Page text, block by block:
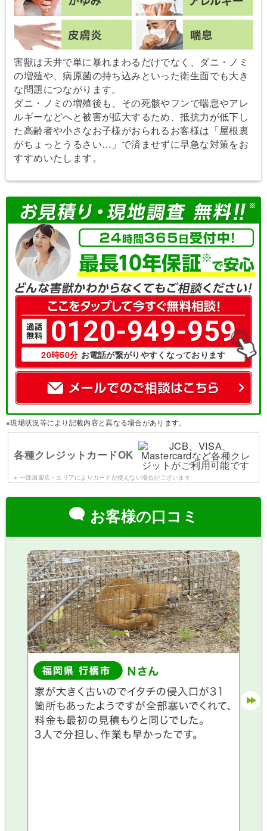
害獣は天井で単に暴れまわるだけでなく、ダニ・ノミ
の増殖や、病原菌の持ち込みといった衛生面でも大き
な問題につながります。
ダニ・ノミの増殖後も、その死骸やフンで喘息やアレ
ルギーなどへと被害が拡大するため、抵抗力が低下し
た高齢者や小さなお子様がおられるお客様は「屋根裏
がちょっとうるさい…」で済ませずに早急な対策をお
すすめいたします。
0120-949-959
20時50分お電話が繋がりやすくなっております
※現場状況等により記載内容と異なる場合があります。
各種クレジットカードOK
※ 一部加盟店・エリアによりカードが使えない場合がございます
お客様の口コミ